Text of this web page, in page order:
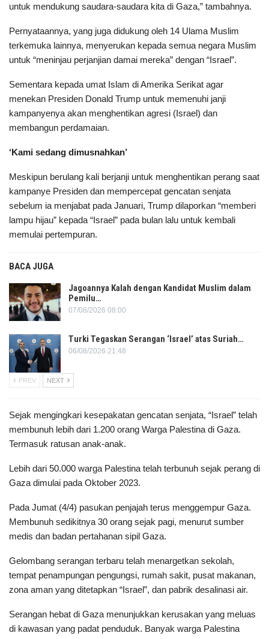
untuk mendukung saudara-saudara kita di Gaza,” tambahnya.
Pernyataannya, yang juga didukung oleh 14 Ulama Muslim
terkemuka lainnya, menyerukan kepada semua negara Muslim
untuk “meninjau perjanjian damai mereka” dengan “Israel”.
Sementara kepada umat Islam di Amerika Serikat agar
menekan Presiden Donald Trump untuk memenuhi janji
kampanyenya akan menghentikan agresi (Israel) dan
membangun perdamaian.
‘Kami sedang dimusnahkan’
Meskipun berulang kali berjanji untuk menghentikan perang saat
kampanye Presiden dan mempercepat gencatan senjata
sebelum ia menjabat pada Januari, Trump dilaporkan “memberi
lampu hijau” kepada “Israel” pada bulan lalu untuk kembali
memulai pertempuran.
BACA JUGA
Jagoannya Kalah dengan Kandidat Muslim dalam
Pemilu…
07/08/2026 08:00
Turki Tegaskan Serangan ‘Israel’ atas Suriah…
06/08/2026 21:48
PREV NEXT
Sejak mengingkari kesepakatan gencatan senjata, “Israel” telah
membunuh lebih dari 1.200 orang Warga Palestina di Gaza.
Termasuk ratusan anak-anak.
Lebih dari 50.000 warga Palestina telah terbunuh sejak perang di
Gaza dimulai pada Oktober 2023.
Pada Jumat (4/4) pasukan penjajah terus menggempur Gaza.
Membunuh sedikitnya 30 orang sejak pagi, menurut sumber
medis dan badan pertahanan sipil Gaza.
Gelombang serangan terbaru telah menargetkan sekolah,
tempat penampungan pengungsi, rumah sakit, pusat makanan,
zona aman yang ditetapkan “Israel”, dan pabrik desalinasi air.
Serangan hebat di Gaza menunjukkan kerusakan yang meluas
di kawasan yang padat penduduk. Banyak warga Palestina